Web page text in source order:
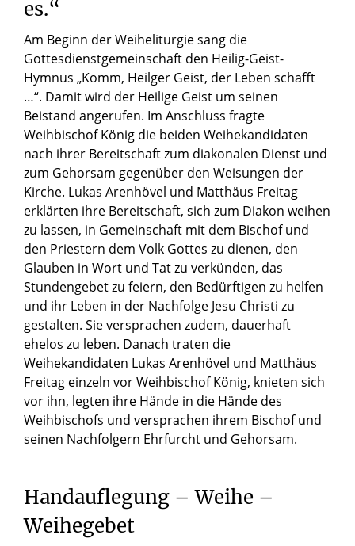
es.“
Am Beginn der Weiheliturgie sang die
Gottesdienstgemeinschaft den Heilig-Geist-
Hymnus „Komm, Heilger Geist, der Leben schafft
…“. Damit wird der Heilige Geist um seinen
Beistand angerufen. Im Anschluss fragte
Weihbischof König die beiden Weihekandidaten
nach ihrer Bereitschaft zum diakonalen Dienst und
zum Gehorsam gegenüber den Weisungen der
Kirche. Lukas Arenhövel und Matthäus Freitag
erklärten ihre Bereitschaft, sich zum Diakon weihen
zu lassen, in Gemeinschaft mit dem Bischof und
den Priestern dem Volk Gottes zu dienen, den
Glauben in Wort und Tat zu verkünden, das
Stundengebet zu feiern, den Bedürftigen zu helfen
und ihr Leben in der Nachfolge Jesu Christi zu
gestalten. Sie versprachen zudem, dauerhaft
ehelos zu leben. Danach traten die
Weihekandidaten Lukas Arenhövel und Matthäus
Freitag einzeln vor Weihbischof König, knieten sich
vor ihn, legten ihre Hände in die Hände des
Weihbischofs und versprachen ihrem Bischof und
seinen Nachfolgern Ehrfurcht und Gehorsam.
Handauflegung – Weihe –
Weihegebet